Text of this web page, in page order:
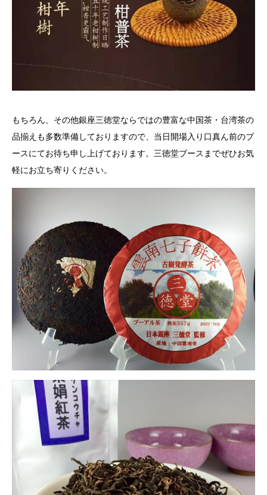
もちろん、その他銀座三徳堂ならではの豊富な中国茶・台湾茶の
品揃えも多数準備しておりますので、当日開場入り口真ん前のブ
ースにてお待ち申し上げております。三徳堂ブースまでぜひお気
軽にお立ち寄りください。